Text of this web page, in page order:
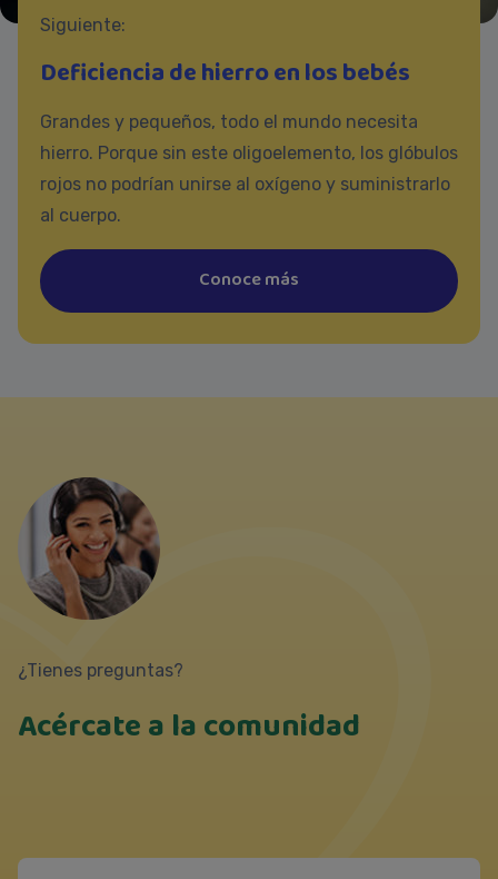
Siguiente:
Deficiencia de hierro en los bebés
Grandes y pequeños, todo el mundo necesita
hierro. Porque sin este oligoelemento, los glóbulos
rojos no podrían unirse al oxígeno y suministrarlo
al cuerpo.
Conoce más
¿Tienes preguntas?
Acércate a la comunidad